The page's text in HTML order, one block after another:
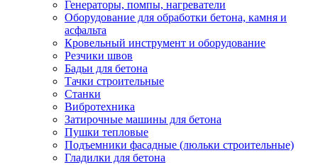
Генераторы, помпы, нагреватели
Оборудование для обработки бетона, камня и
асфальта
Кровельный инструмент и оборудование
Резчики швов
Бадьи для бетона
Тачки строительные
Станки
Вибротехника
Затирочные машины для бетона
Пушки тепловые
Подъемники фасадные (люльки строительные)
Гладилки для бетона